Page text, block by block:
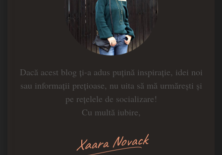
Dacă acest blog ți-a adus puțină inspirație, idei noi
sau informații prețioase, nu uita să mă urmărești și
pe rețelele de socializare!
Cu multă iubire,
Xaara Novack